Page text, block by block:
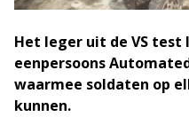
Het leger uit de VS
eenpersoons
waarmee soldaten op
kunnen.